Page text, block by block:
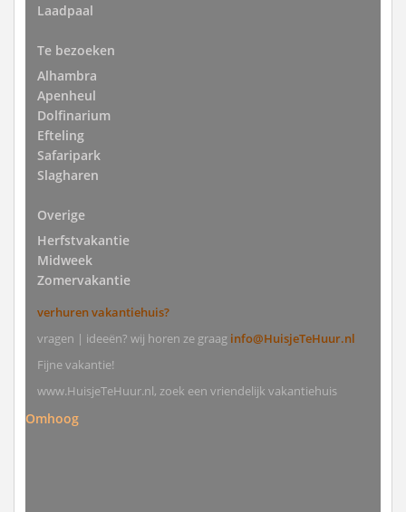
Laadpaal
Te bezoeken
Alhambra
Apenheul
Dolfinarium
Efteling
Safaripark
Slagharen
Overige
Herfstvakantie
Midweek
Zomervakantie
verhuren vakantiehuis?
vragen | ideeën? wij horen ze graag info@HuisjeTeHuur.nl
Fijne vakantie!
www.HuisjeTeHuur.nl, zoek een vriendelijk vakantiehuis
Omhoog